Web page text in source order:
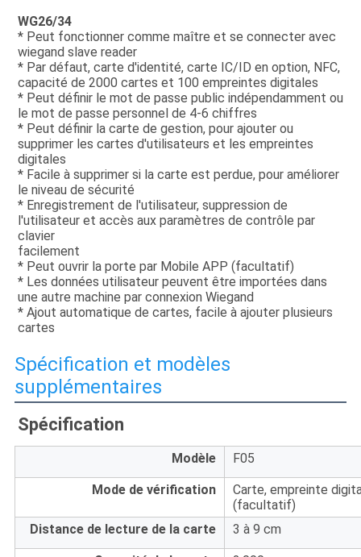
WG26/34
* Peut fonctionner comme maître et se connecter avec
wiegand slave reader
* Par défaut, carte d'identité, carte IC/ID en option, NFC,
capacité de 2000 cartes et 100 empreintes digitales
* Peut définir le mot de passe public indépendamment ou
le mot de passe personnel de 4-6 chiffres
* Peut définir la carte de gestion, pour ajouter ou
supprimer les cartes d'utilisateurs et les empreintes
digitales
* Facile à supprimer si la carte est perdue, pour améliorer
le niveau de sécurité
* Enregistrement de l'utilisateur, suppression de
l'utilisateur et accès aux paramètres de contrôle par
clavier
facilement
* Peut ouvrir la porte par Mobile APP (facultatif)
* Les données utilisateur peuvent être importées dans
une autre machine par connexion Wiegand
* Ajout automatique de cartes, facile à ajouter plusieurs
cartes
Spécification et modèles
supplémentaires
Spécification
Modèle F05
Mode de vérification
Carte, empreinte
(facultatif)
Distance de lecture de la carte
3 à 9 cm